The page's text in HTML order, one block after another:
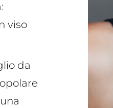
viso
da